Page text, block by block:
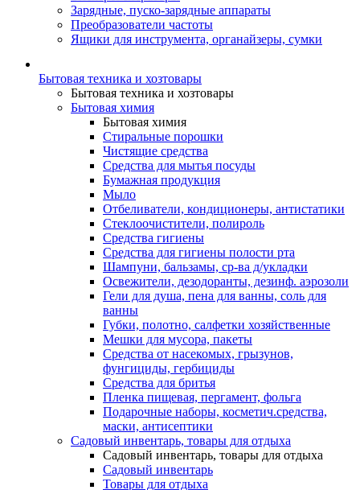
Зарядные, пуско-зарядные аппараты
Преобразователи частоты
Ящики для инструмента, органайзеры, сумки
Бытовая техника и хозтовары
Бытовая техника и хозтовары
Бытовая химия
Бытовая химия
Стиральные порошки
Чистящие средства
Средства для мытья посуды
Бумажная продукция
Мыло
Отбеливатели, кондиционеры, антистатики
Стеклоочистители, полироль
Средства гигиены
Средства для гигиены полости рта
Шампуни, бальзамы, ср-ва д/укладки
Освежители, дезодоранты, дезинф. аэрозоли
Гели для душа, пена для ванны, соль для
ванны
Губки, полотно, салфетки хозяйственные
Мешки для мусора, пакеты
Средства от насекомых, грызунов,
фунгициды, гербициды
Средства для бритья
Пленка пищевая, пергамент, фольга
Подарочные наборы, косметич.средства,
маски, антисептики
Садовый инвентарь, товары для отдыха
Садовый инвентарь, товары для отдыха
Садовый инвентарь
Товары для отдыха